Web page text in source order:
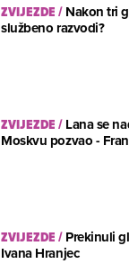
ZVIJEZDE/Nakon tri
službeno razvodi?
ZVIJEZDE/Lana se
Moskvu pozvao -
ZVIJEZDE/Prekinuli
Ivana Hranjec